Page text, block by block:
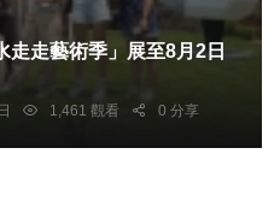
走走藝術季」展至8月2日
1,461 觀看 0 分享